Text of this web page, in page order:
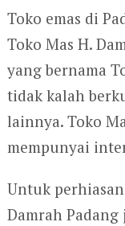
Toko emas di
Toko Mas H.
yang bernama
tidak kalah
lainnya. Toko
mempunyai
Untuk
Damrah